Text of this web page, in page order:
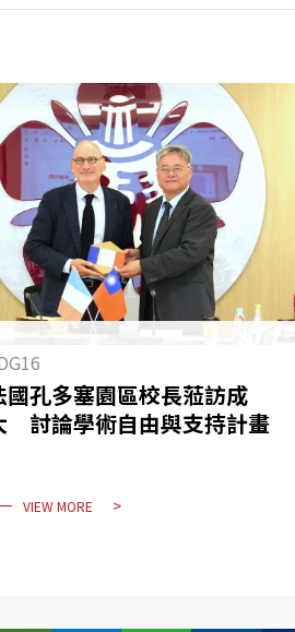
國孔多塞園區校長蒞訪成
討論學術自由與支持計畫
VIEW MORE